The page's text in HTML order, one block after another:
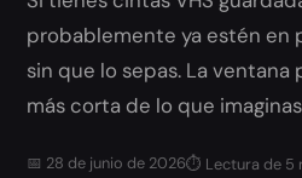
probablemente ya estén en
sin que lo sepas. La ventana
más corta de lo que
📅 28 de junio de 2026⏱ Lectura de 5